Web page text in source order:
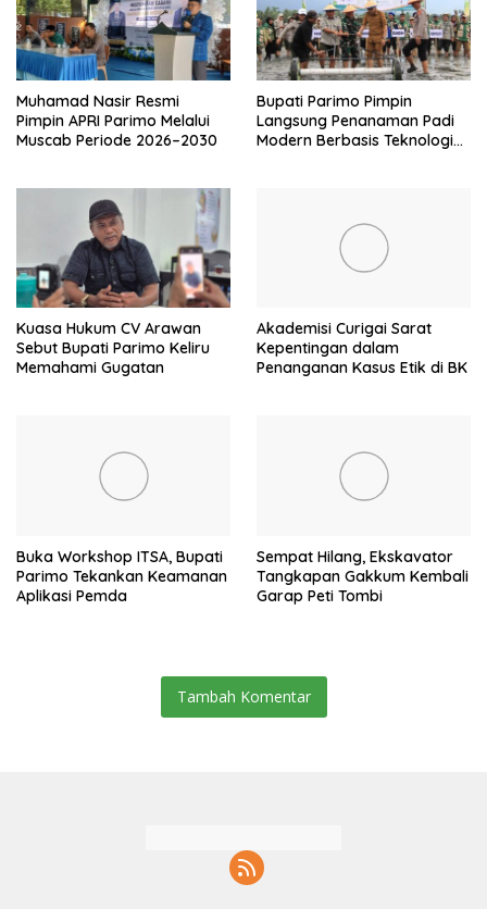
Muhamad Nasir Resmi
Pimpin APRI Parimo Melalui
Muscab Periode 2026–2030
Bupati Parimo Pimpin
Langsung Penanaman Padi
Modern Berbasis Teknologi
Kuasa Hukum CV Arawan
Sebut Bupati Parimo Keliru
Memahami Gugatan
Akademisi Curigai Sarat
Kepentingan dalam
Penanganan Kasus Etik di BK
Buka Workshop ITSA, Bupati
Parimo Tekankan Keamanan
Aplikasi Pemda
Sempat Hilang, Ekskavator
Tangkapan Gakkum Kembali
Garap Peti Tombi
Tambah Komentar